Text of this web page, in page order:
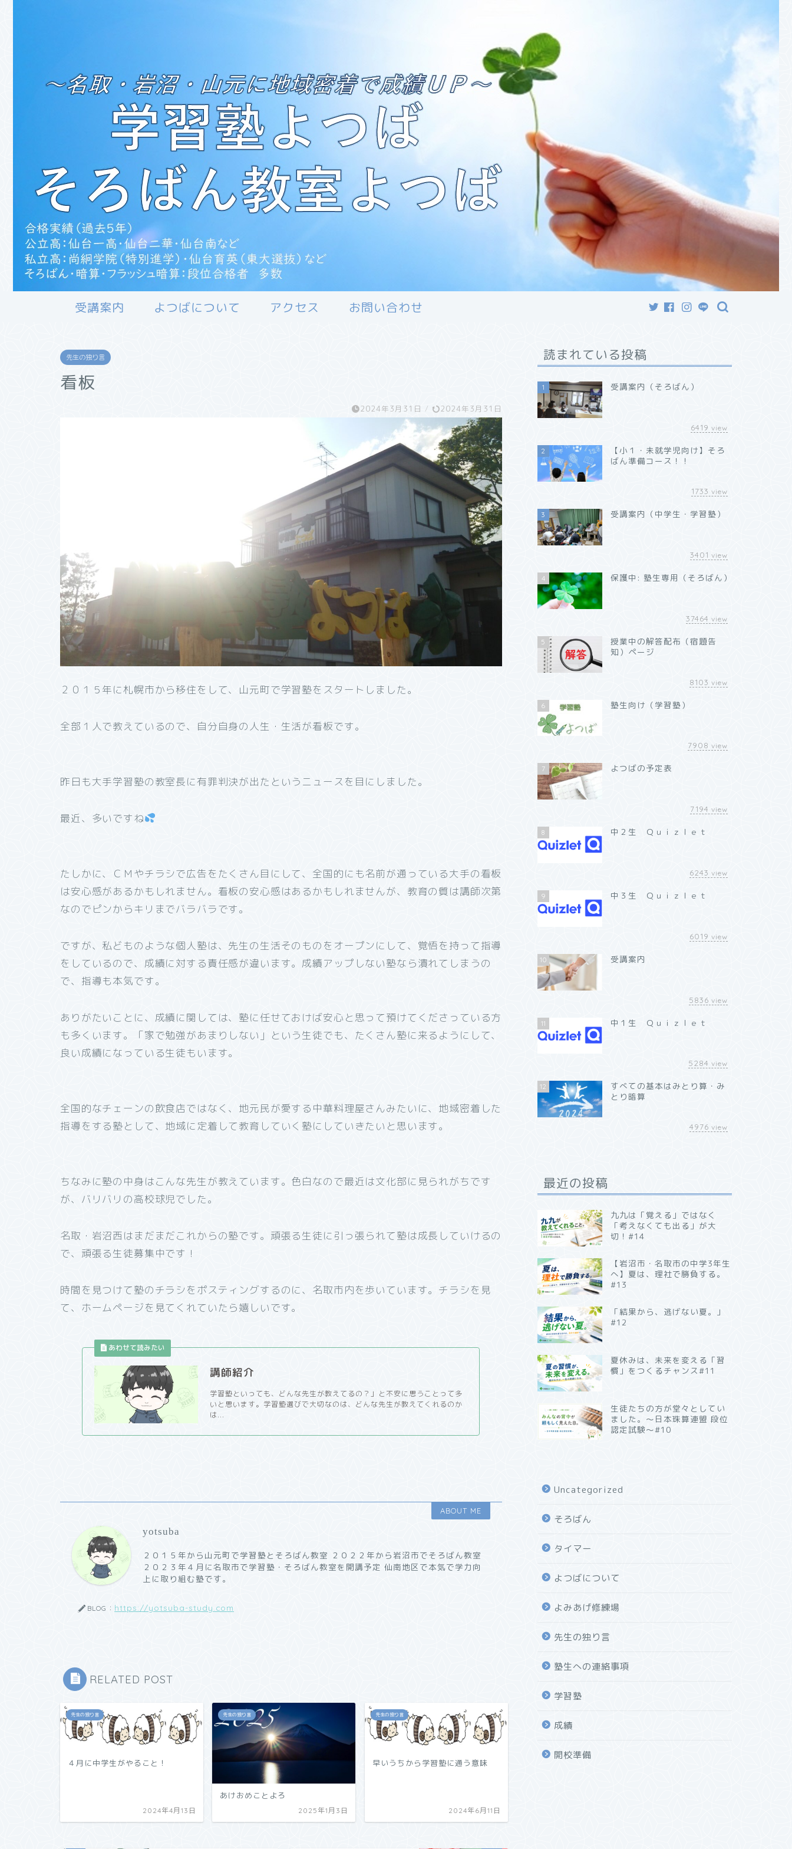
受講案内 よつばについて アクセス お問い合わせ
先生の独り言
看板
2024年3月31日 / 2024年3月31日
２０１５年に札幌市から移住をして、山元町で学習塾をスタートしました。
全部１人で教えているので、自分自身の人生・生活が看板です。
昨日も大手学習塾の教室長に有罪判決が出たというニュースを目にしました。
最近、多いですね
たしかに、ＣＭやチラシで広告をたくさん目にして、全国的にも名前が通っている大手の看板
は安心感があるかもしれません。看板の安心感はあるかもしれませんが、教育の質は講師次第
なのでピンからキリまでバラバラです。
ですが、私どものような個人塾は、先生の生活そのものをオープンにして、覚悟を持って指導
をしているので、成績に対する責任感が違います。成績アップしない塾なら潰れてしまうの
で、指導も本気です。
ありがたいことに、成績に関しては、塾に任せておけば安心と思って預けてくださっている方
も多くいます。「家で勉強があまりしない」という生徒でも、たくさん塾に来るようにして、
良い成績になっている生徒もいます。
全国的なチェーンの飲食店ではなく、地元民が愛する中華料理屋さんみたいに、地域密着した
指導をする塾として、地域に定着して教育していく塾にしていきたいと思います。
ちなみに塾の中身はこんな先生が教えています。色白なので最近は文化部に見られがちです
が、バリバリの高校球児でした。
名取・岩沼西はまだまだこれからの塾です。頑張る生徒に引っ張られて塾は成長していけるの
で、頑張る生徒募集中です！
時間を見つけて塾のチラシをポスティングするのに、名取市内を歩いています。チラシを見
て、ホームページを見てくれていたら嬉しいです。
講師紹介
学習塾といっても、どんな先生が教えてるの？」と不安に思うことって多
いと思います。学習塾選びで大切なのは、どんな先生が教えてくれるのか
は...
ABOUT ME
yotsuba
２０１５年から山元町で学習塾とそろばん教室 ２０２２年から岩沼市でそろばん教室
２０２３年４月に名取市で学習塾・そろばん教室を開講予定 仙南地区で本気で学力向
上に取り組む塾です。
BLOG： https://yotsuba-study.com
RELATED POST
先生の独り言
４月に中学生がやること！
2024年4月13日
先生の独り言
あけおめことよろ
2025年1月3日
先生の独り言
早いうちから学習塾に通う意味
2024年6月11日
読まれている投稿
1 受講案内（そろばん）
6419 view
2
【小１・未就学児向け】そろ
ばん準備コース！！
1733 view
3 受講案内（中学生・学習塾）
3401 view
4 保護中: 塾生専用（そろばん）
37464 view
5
授業中の解答配布（宿題告
知）ページ
8103 view
6 塾生向け（学習塾）
7908 view
7 よつばの予定表
7194 view
8 中２生 Ｑｕｉｚｌｅｔ
6243 view
9 中３生 Ｑｕｉｚｌｅｔ
6019 view
10 受講案内
5836 view
11 中１生 Ｑｕｉｚｌｅｔ
5284 view
12
すべての基本はみとり算・み
とり暗算
4976 view
最近の投稿
九九は「覚える」ではなく
「考えなくても出る」が大
切！#14
【岩沼市・名取市の中学3年生
へ】夏は、理社で勝負する。
#13
「結果から、逃げない夏。」
#12
夏休みは、未来を変える「習
慣」をつくるチャンス#11
生徒たちの方が堂々としてい
ました。～日本珠算連盟 段位
認定試験～#10
Uncategorized
そろばん
タイマー
よつばについて
よみあげ修練場
先生の独り言
塾生への連絡事項
学習塾
成績
開校準備